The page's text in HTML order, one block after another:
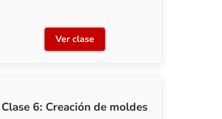
Ver claseClase 3: Prototipado rápido
Clase 6: Creación de moldes